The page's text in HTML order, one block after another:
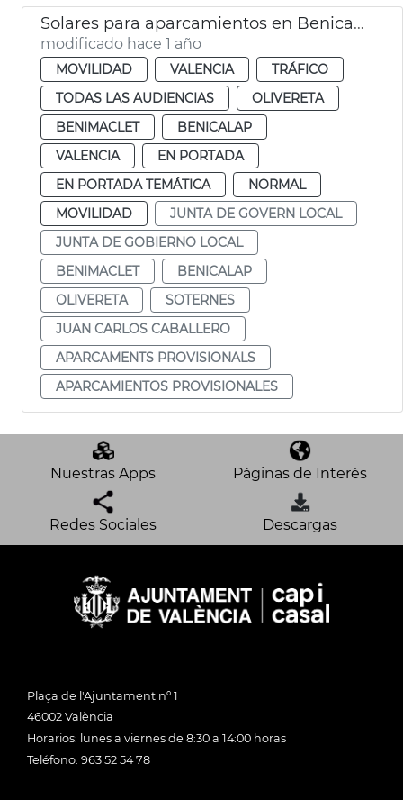
Solares para aparcamientos en Benicalap, Benimàmet, Soternes
modificado hace 1 año
MOVILIDAD VALENCIA
TRÁFICO
TODAS LAS AUDIENCIAS
OLIVERETA
BENIMACLET
BENICALAP
VALENCIA
EN PORTADA
EN PORTADA TEMÁTICA
NORMAL
MOVILIDAD
JUNTA DE GOVERN LOCAL
JUNTA DE GOBIERNO LOCAL
BENIMACLET
BENICALAP
OLIVERETA
SOTERNES
JUAN CARLOS CABALLERO
APARCAMENTS PROVISIONALS
APARCAMIENTOS PROVISIONALES
Nuestras Apps Páginas de Interés
Redes Sociales Descargas
Plaça de l'Ajuntament nº 1
46002 València
Horarios: lunes a viernes de 8:30 a 14:00 horas
Teléfono: 963 52 54 78